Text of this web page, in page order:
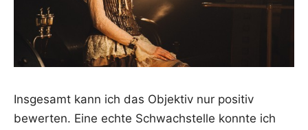
Ins­ge­samt kann ich das Objek­tiv nur posi­tiv
bewer­ten. Eine ech­te Schwach­stel­le konn­te ich